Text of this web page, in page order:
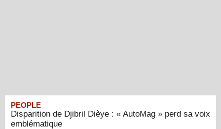
PEOPLE
Disparition de Djibril Dièye : « AutoMag » perd sa voix
emblématique